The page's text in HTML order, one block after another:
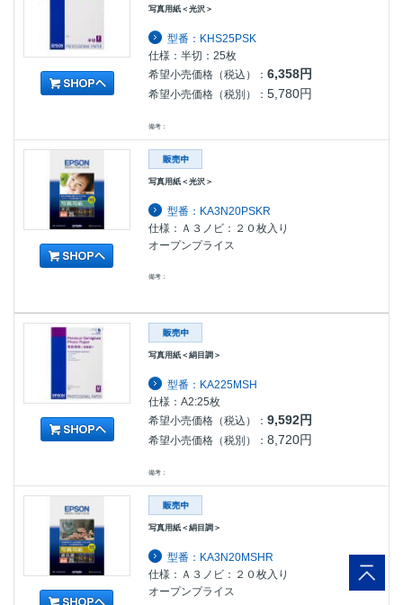
写真用紙＜光沢＞
型番：KHS25PSK
仕様：半切：25枚
希望小売価格（税込）：6,358円
希望小売価格（税別）：5,780円
備考：
写真用紙＜光沢＞
型番：KA3N20PSKR
仕様：Ａ３ノビ：２０枚入り
オープンプライス
備考：
写真用紙＜絹目調＞
型番：KA225MSH
仕様：A2:25枚
希望小売価格（税込）：9,592円
希望小売価格（税別）：8,720円
備考：
写真用紙＜絹目調＞
型番：KA3N20MSHR
仕様：Ａ３ノビ：２０枚入り
オープンプライス